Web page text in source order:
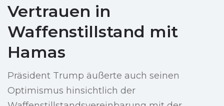
Vertrauen in
Waffenstillstand mit
Hamas
Präsident Trump äußerte auch seinen
Optimismus hinsichtlich der